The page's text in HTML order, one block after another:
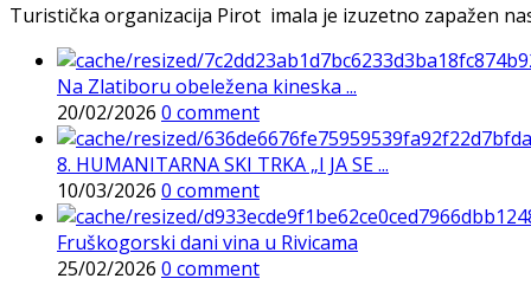
Turistička organizacija Pirot imala je izuzetno zapažen
Na Zlatiboru obeležena kineska ...
20/02/2026 0 comment
8. HUMANITARNA SKI TRKA „I JA SE ...
10/03/2026 0 comment
Fruškogorski dani vina u Rivicama
25/02/2026 0 comment